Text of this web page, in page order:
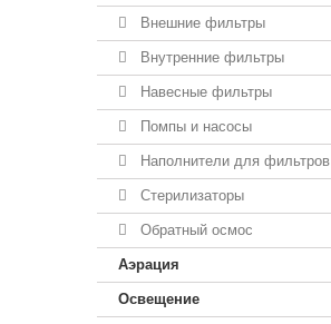
Внешние фильтры
Внутренние фильтры
Навесные фильтры
Помпы и насосы
Наполнители для фильтров
Стерилизаторы
Обратный осмос
Аэрация
Освещение